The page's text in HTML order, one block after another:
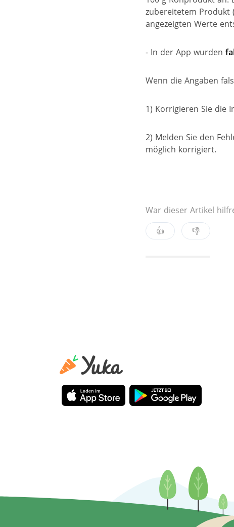
zubereitetem Produkt
angezeigten Werte
- In der App wurden
Wenn die Angaben
1) Korrigieren Sie die
2) Melden Sie den
möglich korrigiert.
War dieser Artikel
👍
👎